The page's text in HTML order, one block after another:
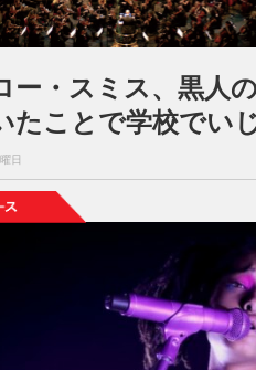
ー・スミス、黒人
たことで学校でい
日